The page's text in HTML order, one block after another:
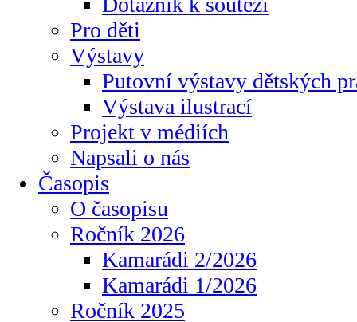
Pro děti
Výstavy
Putovní výstavy dětských
Výstava ilustrací
Projekt v médiích
Napsali o nás
Časopis
O časopisu
Ročník 2026
Kamarádi 2/2026
Kamarádi 1/2026
Ročník 2025